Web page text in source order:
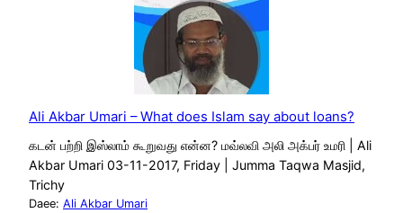
Ali Akbar Umari – What does Islam say about loans?
கடன் பற்றி இஸ்லாம் கூறுவது என்ன? மவ்லவி அலி அக்பர் உமரி | Ali
Akbar Umari 03-11-2017, Friday | Jumma Taqwa Masjid,
Trichy
Daee: Ali Akbar Umari